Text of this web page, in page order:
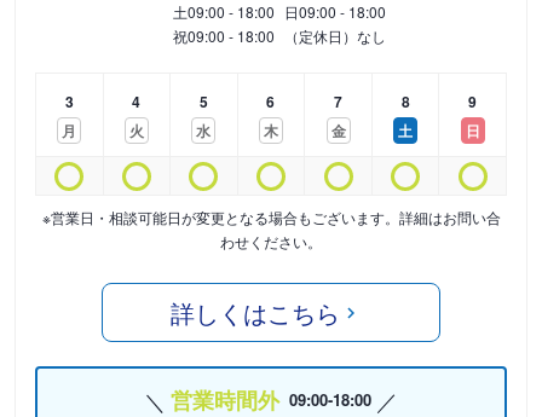
土09:00 - 18:00 日09:00 - 18:00
祝09:00 - 18:00 （定休日）なし
3
月
4
火
5
水
6
木
7
金
8
土
9
日
※営業日・相談可能日が変更となる場合もございます。詳細はお問い合
わせください。
詳しくはこちら
営業時間外 09:00-18:00